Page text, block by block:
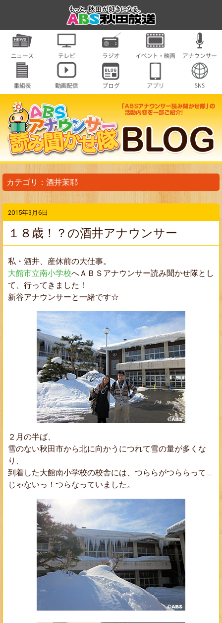
カテゴリ：酒井茉耶
2015年3月6日
１８歳！？の酒井アナウンサー
私・酒井、産休前の大仕事。
大館市立南小学校へＡＢＳアナウンサー読み聞かせ隊とし
て、行ってきました！
新谷アナウンサーと一緒です☆
２月の半ば、
雪のない秋田市から北に向かうにつれて雪の量が多くな
り、
到着した大館南小学校の校舎には、つららがつららって…
じゃないっ！つらなっていました。